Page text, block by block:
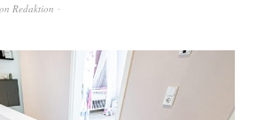
Redaktion